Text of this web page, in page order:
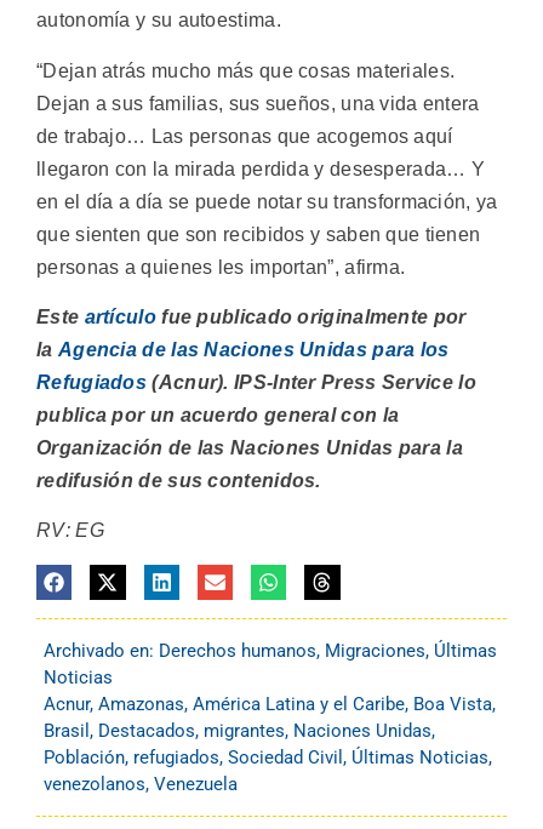
autonomía y su autoestima.
“Dejan atrás mucho más que cosas materiales.
Dejan a sus familias, sus sueños, una vida entera
de trabajo… Las personas que acogemos aquí
llegaron con la mirada perdida y desesperada… Y
en el día a día se puede notar su transformación, ya
que sienten que son recibidos y saben que tienen
personas a quienes les importan”, afirma.
Este artículofue publicado originalmente por
la Agencia de las Naciones Unidas para los
Refugiados (Acnur). IPS-Inter Press Service lo
publica por un acuerdo general con la
Organización de las Naciones Unidas para la
redifusión de sus contenidos.
RV: EG
Archivado en: Derechos humanos, Migraciones, Últimas
Noticias
Acnur, Amazonas, América Latina y el Caribe, Boa Vista,
Brasil , Destacados, migrantes, Naciones Unidas,
Población, refugiados, Sociedad Civil , Últimas Noticias,
venezolanos, Venezuela